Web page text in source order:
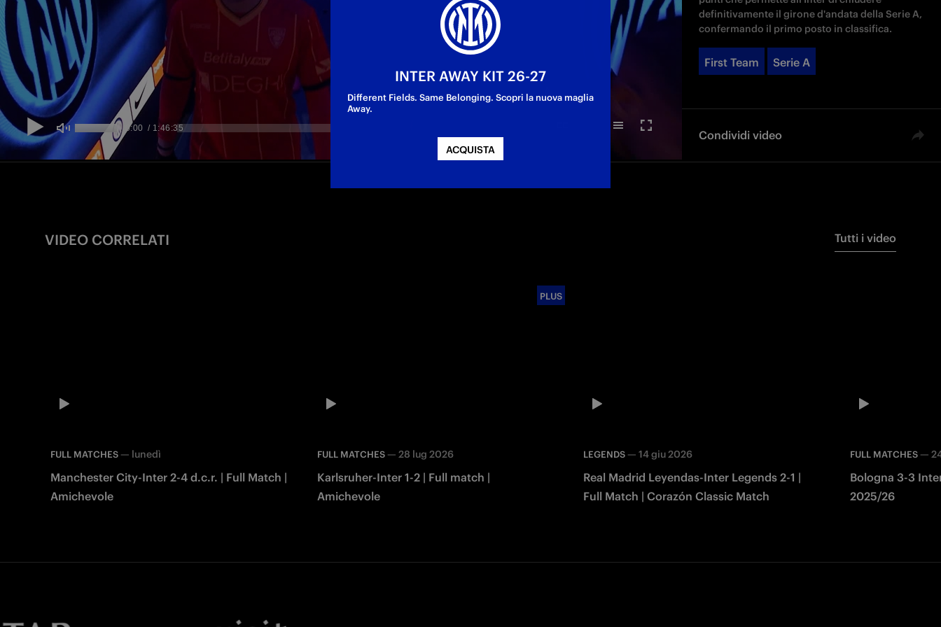
definitivamente il girone d'andata della Serie A,
confermando il primo posto in classifica.
First Team Serie A
Condividi video
VIDEO CORRELATI Tutti i video
FULL MATCHES — lunedì
Manchester City-Inter 2-4 d.c.r. | Full Match |
Amichevole
PLUS
FULL MATCHES— 28 lug 2026
Karlsruher-Inter 1-2 | Full match |
Amichevole
LEGENDS —14 giu 2026
Real Madrid Leyendas-Inter Legends 2-1 |
Full Match | Corazón Classic Match
FULL MATCHES—
Bologna 3-3
2025/26
INTER AWAY KIT 26-27
Different Fields. Same Belonging. Scopri la nuova maglia
Away.
ACQUISTA